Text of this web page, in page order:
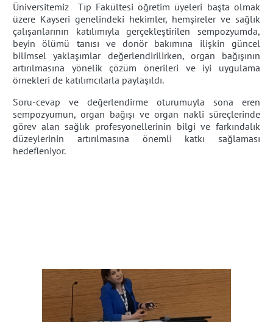
Üniversitemiz
Tıp Fakültesi öğretim üyeleri başta olmak
üzere Kayseri genelindeki hekimler, hemşireler ve sağlık
çalışanlarının katılımıyla gerçekleştirilen sempozyumda,
beyin ölümü tanısı ve donör bakımına ilişkin güncel
bilimsel yaklaşımlar değerlendirilirken, organ bağışının
artırılmasına yönelik çözüm önerileri ve iyi uygulama
örnekleri de katılımcılarla paylaşıldı.
Soru-cevap ve değerlendirme oturumuyla sona eren
sempozyumun, organ bağışı ve organ nakli süreçlerinde
görev alan sağlık profesyonellerinin bilgi ve farkındalık
düzeylerinin artırılmasına önemli katkı sağlaması
hedefleniyor.